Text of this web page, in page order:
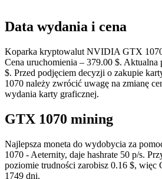
Data wydania i cena
Koparka kryptowalut NVIDIA GTX 1070
Cena uruchomienia – 379.00 $. Aktualna
$. Przed podjęciem decyzji o zakupie
1070 należy zwrócić uwagę na zmianę
wydania karty graficznej.
GTX 1070 mining
Najlepsza moneta do wydobycia za
1070 - Aeternity, daje hashrate 50 p/s.
poziomie trudności zarobisz 0.16 $,
1749 dni.